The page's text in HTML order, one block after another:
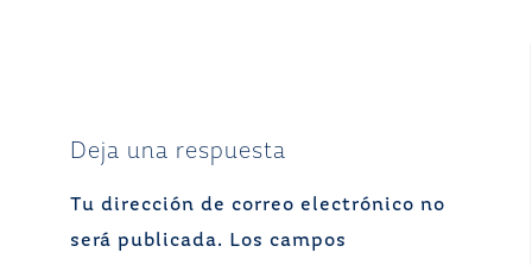
Deja una respuesta
Tu dirección de correo electrónico no
será publicada.
Los campos